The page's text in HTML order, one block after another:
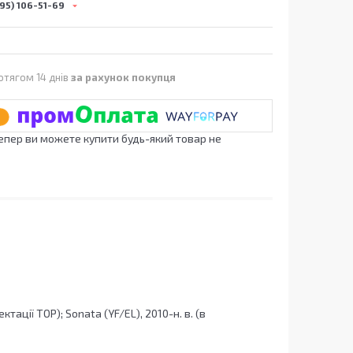
106-51-69
14 днів за рахунок покупця
ви можете купити будь-який товар не
TOP); Sonata (YF/EL), 2010-н. в. (в